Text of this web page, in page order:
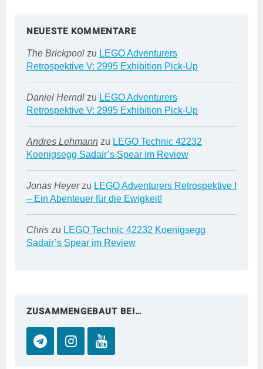
NEUESTE KOMMENTARE
The Brickpool zu LEGO Adventurers
Retrospektive V: 2995 Exhibition Pick-Up
Daniel Herndl zu LEGO Adventurers
Retrospektive V: 2995 Exhibition Pick-Up
Andres Lehmann zu LEGO Technic 42232
Koenigsegg Sadair’s Spear im Review
Jonas Heyerzu LEGO Adventurers Retrospektive I
– Ein Abenteuer für die Ewigkeit!
Chris zu LEGO Technic 42232 Koenigsegg
Sadair’s Spear im Review
ZUSAMMENGEBAUT BEI…